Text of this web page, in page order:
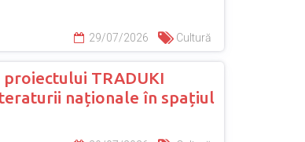
29/07/2026 Cultură
TRADUKI
naționale în spațiul